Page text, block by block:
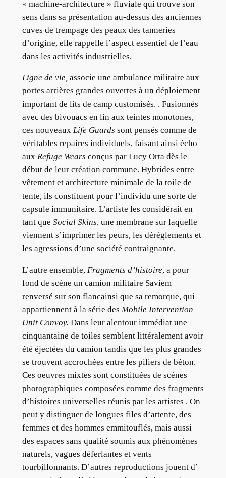
« machine-architecture » fluviale qui trouve son
sens dans sa présentation au-dessus des anciennes
cuves de trempage des peaux des tanneries
d’origine, elle rappelle l’aspect essentiel de l’eau
dans les activités industrielles.
Ligne de vie, associe une ambulance militaire aux
portes arrières grandes ouvertes à un déploiement
important de lits de camp customisés. . Fusionnés
avec des bivouacs en lin aux teintes monotones,
ces nouveaux Life Guards sont pensés comme de
véritables repaires individuels, faisant ainsi écho
aux Refuge Wears conçus par Lucy Orta dès le
début de leur création commune. Hybrides entre
vêtement et architecture minimale de la toile de
tente, ils constituent pour l’individu une sorte de
capsule immunitaire. L’artiste les considérait en
tant que Social Skins, une membrane sur laquelle
viennent s’imprimer les peurs, les dérèglements et
les agressions d’une société contraignante.
L’autre ensemble,Fragments d’histoire, a pour
fond de scène un camion militaire Saviem
renversé sur son flancainsi que sa remorque, qui
appartiennent à la série des Mobile Intervention
Unit Convoy. Dans leur alentour immédiat une
cinquantaine de toiles semblent littéralement avoir
été éjectées du camion tandis que les plus grandes
se trouvent accrochées entre les piliers de béton.
Ces oeuvres mixtes sont constituées de scènes
photographiques composées comme des fragments
d’histoires universelles réunis par les artistes . On
peut y distinguer de longues files d’attente, des
femmes et des hommes emmitouflés, mais aussi
des espaces sans qualité soumis aux phénomènes
naturels, vagues déferlantes et vents
tourbillonnants. D’autres reproductions jouent d’